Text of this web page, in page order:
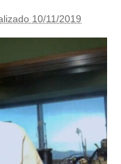
10/11/2019